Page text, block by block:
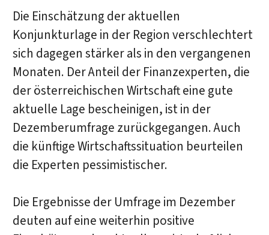
Die Einschätzung der aktuellen
Konjunkturlage in der Region verschlechtert
sich dagegen stärker als in den vergangenen
Monaten. Der Anteil der Finanzexperten, die
der österreichischen Wirtschaft eine gute
aktuelle Lage bescheinigen, ist in der
Dezemberumfrage zurückgegangen. Auch
die künftige Wirtschaftssituation beurteilen
die Experten pessimistischer.
Die Ergebnisse der Umfrage im Dezember
deuten auf eine weiterhin positive